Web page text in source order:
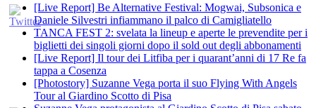
[Live Report] Be Alternative Festival: Mogwai, Subsonica e
Daniele Silvestri infiammano il palco di Camigliatello
TANCA FEST 2: svelata la lineup e aperte le prevendite per i
biglietti dei singoli giorni dopo il sold out degli abbonamenti
[Live Report] Il tour dei Litfiba per i quarant’anni di 17 Re fa
tappa a Cosenza
[Photostory] Suzanne Vega porta il suo Flying With Angels
Tour al Giardino Scotto di Pisa